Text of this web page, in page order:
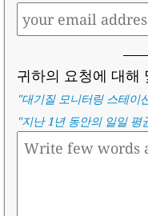
귀하의 요청에 대해
"대기질 모니터링 스테이
"지난 1년 동안의 일일 평